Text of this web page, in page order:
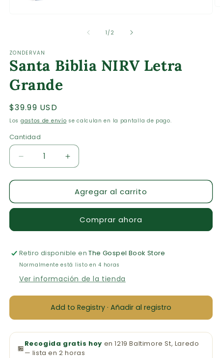
una
ventana
modal
1 /de2
ZONDERVAN
Santa Biblia NIRV Letra
Grande
Precio
habitual
$39.99 USD
Los gastos de envío se calculan en la pantalla de pago.
Cantidad
Cantidad
Reducir
cantidad
para
Biblia
Grande
Aumentar
cantidad
para
Santa
Biblia
Letra
Grande
Agregar al carrito
Comprar ahora
Retiro disponible enThe Gospel Book Store
Normalmente está listo en 4 horas
Ver información de la tienda
Add to Registry · Añadir al registro
🏪Recogida gratis hoy en 1219 Baltimore St, Laredo
— lista en 2 horas